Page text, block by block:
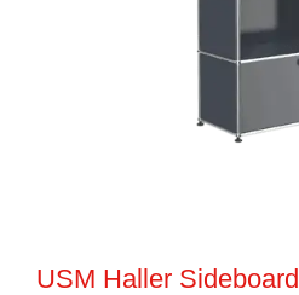
USM Haller Sideboard